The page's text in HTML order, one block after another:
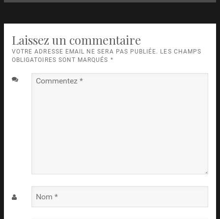
Laissez un commentaire
VOTRE ADRESSE EMAIL NE SERA PAS PUBLIÉE. LES CHAMPS
OBLIGATOIRES SONT MARQUÉS *
Commentez
Nom